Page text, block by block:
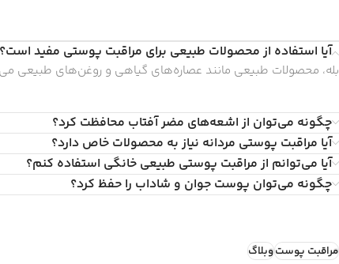
آیا استفاده از محصولات طبیعی برای مراقبت پوستی مفید است؟
بله، محصولات طبیعی مانند عصاره‌های گیاهی و روغن‌های طبیعی
چگونه می‌توان از اشعه‌های مضر آفتاب محافظت کرد؟
آیا مراقبت پوستی مردانه نیاز به محصولات خاص دارد؟
آیا می‌توانم از مراقبت پوستی طبیعی خانگی استفاده کنم؟
چگونه می‌توان پوست جوان و شاداب را حفظ کرد؟
مراقبت پوستوبلاگ